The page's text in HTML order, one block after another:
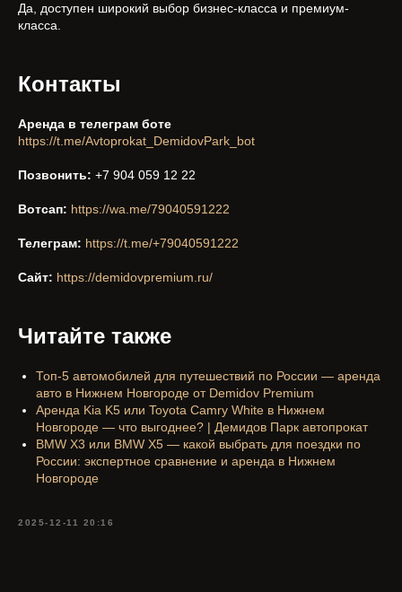
Да, доступен широкий выбор бизнес-класса и премиум-
класса.
Контакты
Аренда в телеграм боте
https://t.me/Avtoprokat_DemidovPark_bot
Позвонить: +7 904 059 12 22
Вотсап: https://wa.me/79040591222
Телеграм: https://t.me/+79040591222
Сайт: https://demidovpremium.ru/
Читайте также
Топ-5 автомобилей для путешествий по России — аренда
авто в Нижнем Новгороде от Demidov Premium
Аренда Kia K5 или Toyota Camry White в Нижнем
Новгороде — что выгоднее? | Демидов Парк автопрокат
BMW X3 или BMW X5 — какой выбрать для поездки по
России: экспертное сравнение и аренда в Нижнем
Новгороде
2025-12-11 20:16